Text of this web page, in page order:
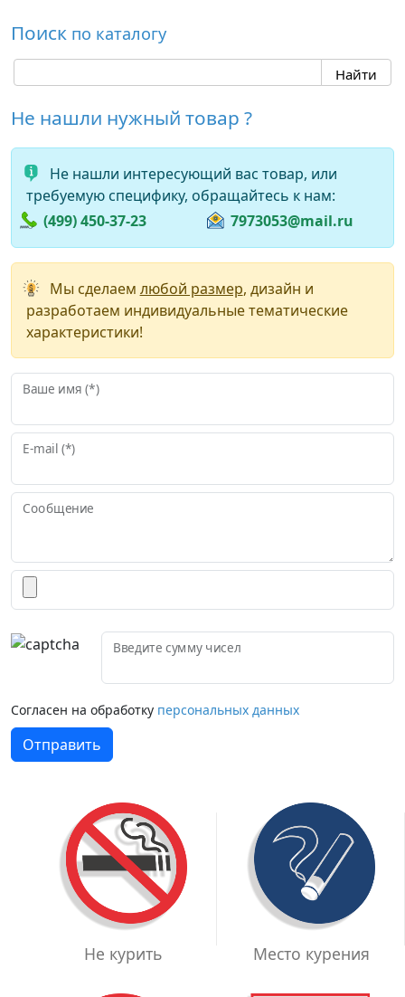
Поиск по каталогу
Не нашли нужный товар ?
Не нашли интересующий вас товар, или
требуемую специфику, обращайтесь к нам:
(499) 450-37-23
7973053@mail.ru
Мы сделаем любой размер, дизайн и
разработаем индивидуальные тематические
характеристики!
Ваше имя (*)
E-mail (*)
Сообщение
Введите сумму чисел
Согласен на обработку персональных данных
Отправить
Не курить Место курения